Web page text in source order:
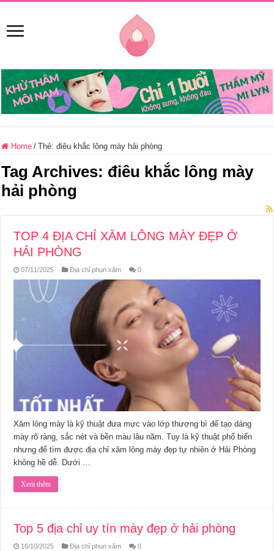
Home / Thẻ:điêu khắc lông mày hải phòng
Tag Archives: điêu khắc lông mày
hải phòng
TOP 4 ĐỊA CHỈ XĂM LÔNG MÀY ĐẸP Ở
HẢI PHÒNG
07/11/2025 Địa chỉ phun xăm 0
Xăm lông mày là kỹ thuật đưa mực vào lớp thượng bì để tạo dáng
mày rõ ràng, sắc nét và bền màu lâu năm. Tuy là kỹ thuật phổ biến
nhưng để tìm được địa chỉ xăm lông mày đẹp tự nhiên ở Hải Phòng
không hề dễ. Dưới …
Xem thêm
Top 5 địa chỉ uy tín mày đẹp ở hải phòng
16/10/2025 Địa chỉ phun xăm 0